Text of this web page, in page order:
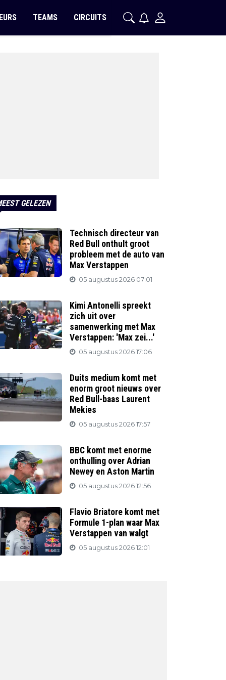
TEAMS CIRCUITS
GELEZEN
Technisch directeur van
Red Bull onthult groot
probleem met de auto van
Max Verstappen
05 augustus 2026 07:01
Kimi Antonelli spreekt
zich uit over
samenwerking met Max
Verstappen: 'Max zei...'
05 augustus 2026 17:06
Duits medium komt met
enorm groot nieuws over
Red Bull-baas Laurent
Mekies
05 augustus 2026 17:57
BBC komt met enorme
onthulling over Adrian
Newey en Aston Martin
05 augustus 2026 12:56
Flavio Briatore komt met
Formule 1-plan waar Max
Verstappen van walgt
05 augustus 2026 12:01